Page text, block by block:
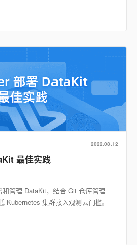
2022.08.12
最佳实践
管理 DataKit，结合 Git 仓库管理
Kubernetes 集群接入观测云门槛。